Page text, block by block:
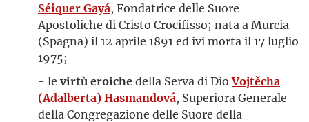
Séiquer Gayá, Fondatrice delle Suore
Apostoliche di Cristo Crocifisso; nata a Murcia
(Spagna) il 12 aprile 1891 ed ivi morta il 17 luglio
1975;
- le virtù eroichedella Serva di Dio Vojtěcha
(Adalberta) Hasmandová, Superiora Generale
della Congregazione delle Suore della